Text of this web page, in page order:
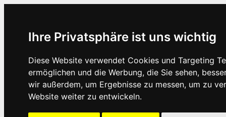
Ihre Privatsphäre ist uns wichtig
Diese Website verwendet Cookies und Targeting
ermöglichen und die Werbung, die Sie sehen,
wir außerdem, um Ergebnisse zu messen, um zu
Website weiter zu entwickeln.